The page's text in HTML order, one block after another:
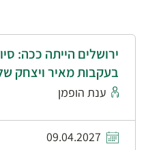
ירושלים הייתה ככה:
בעקבות מאיר ויצחק
ענת הופמן
09.04.2027